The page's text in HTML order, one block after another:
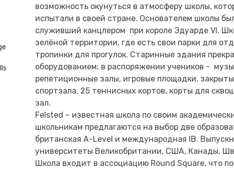
возможность окунуться в атмосферу школы,
испытали в своей стране. Основателем школы
служивший канцлером при короле Эдуарде VI.
зелёной территории, где есть свои парки для
тропинки для прогулок. Старинные здания
оборудованием; в распоряжении учеников -
репетиционные залы, игровые площадки,
спортзала, 25 теннисных кортов, корты для
зал.
Felsted – известная школа по своим
школьникам предлагаются на выбор две
британская A-Level и международная IB.
университеты Великобритании, США, Канады,
Школа входит в ассоциацию Round Square, что